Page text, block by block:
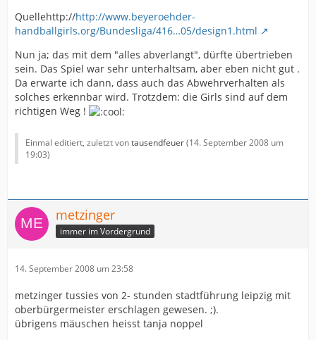
Quellehttp://http://www.beyeroehder-
handballgirls.org/Bundesliga/416…05/design1.html
Nun ja; das mit dem "alles abverlangt", dürfte übertrieben
sein. Das Spiel war sehr unterhaltsam, aber eben nicht gut .
Da erwarte ich dann, dass auch das Abwehrverhalten als
solches erkennbar wird. Trotzdem: die Girls sind auf dem
richtigen Weg !
Einmal editiert, zuletzt vontausendfeuer(14. September 2008 um
19:03)
metzinger
immer im Vordergrund
14. September 2008 um 23:58
metzinger tussies von 2- stunden stadtführung leipzig mit
oberbürgermeister erschlagen gewesen. ;).
übrigens mäuschen heisst tanja noppel